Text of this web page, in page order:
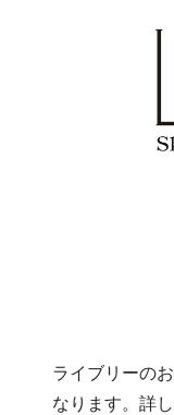
ライブリーの
なります。詳